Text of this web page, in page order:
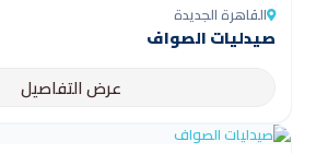
القاهرة الجديدة
صيدليات الصواف
عرض التفاصيل